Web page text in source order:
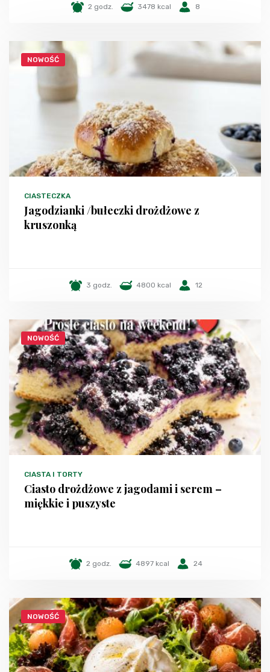
2 godz. 3478 kcal 8
NOWOŚĆ
CIASTECZKA
Jagodzianki /bułeczki drożdżowe z
kruszonką
3 godz. 4800 kcal 12
NOWOŚĆ
CIASTA I TORTY
Ciasto drożdżowe z jagodami i serem –
miękkie i puszyste
2 godz. 4897 kcal 24
NOWOŚĆ